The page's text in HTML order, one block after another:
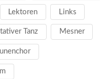
Lektoren Links
Tanz Mesner